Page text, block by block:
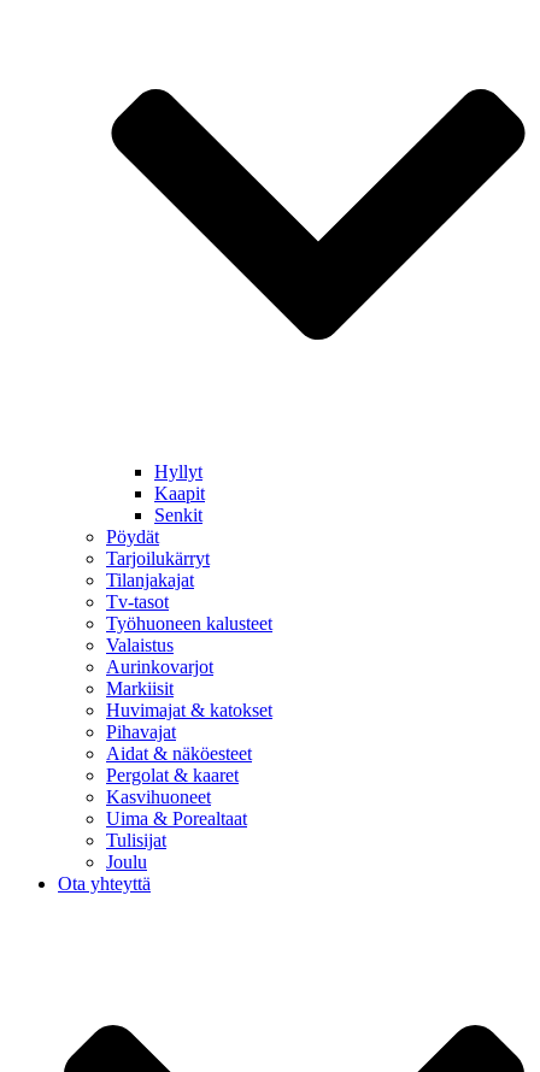
Hyllyt
Kaapit
Senkit
Pöydät
Tarjoilukärryt
Tilanjakajat
Tv-tasot
Työhuoneen kalusteet
Valaistus
Aurinkovarjot
Markiisit
Huvimajat & katokset
Pihavajat
Aidat & näköesteet
Pergolat & kaaret
Kasvihuoneet
Uima & Porealtaat
Tulisijat
Joulu
Ota yhteyttä